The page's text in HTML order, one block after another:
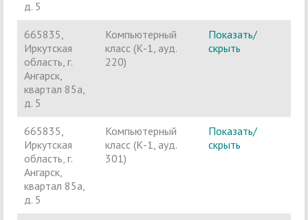
д. 5
665835,
Иркутская
область, г.
Ангарск,
квартал 85а,
д. 5
Компьютерный
класс (К-1, ауд.
220)
Показать/
скрыть
665835,
Иркутская
область, г.
Ангарск,
квартал 85а,
д. 5
Компьютерный
класс (К-1, ауд.
301)
Показать/
скрыть